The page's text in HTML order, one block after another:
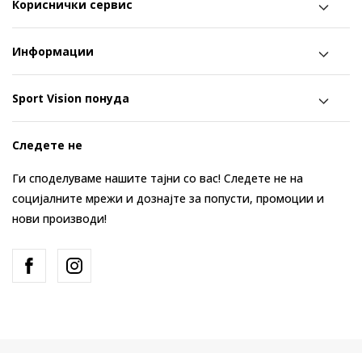
Кориснички сервис
Информации
Sport Vision понуда
Следете не
Ги споделуваме нашите тајни со вас! Следете не на
социјалните мрежи и дознајте за попусти, промоции и
нови производи!